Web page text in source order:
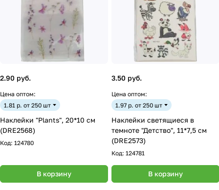
2.90 руб.
Цена оптом:
1.81 р. от 250 шт
Наклейки "Plants", 20*10 см
(DRE2568)
Код: 124780
В корзину
3.50 руб.
Цена оптом:
1.97 р. от 250 шт
Наклейки светящиеся в
темноте "Детство", 11*7,5 см
(DRE2573)
Код: 124781
В корзину